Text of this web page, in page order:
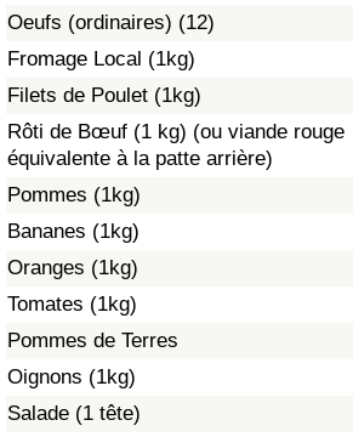
Oeufs (ordinaires) (12)
Fromage Local (1kg)
Filets de Poulet (1kg)
Rôti de Bœuf (1 kg) (ou viande rouge
équivalente à la patte arrière)
Pommes (1kg)
Bananes (1kg)
Oranges (1kg)
Tomates (1kg)
Pommes de Terres
Oignons (1kg)
Salade (1 tête)
Indice des soins de santé
Indice des soins de santé par Pays
Pollution
Indice de pollution
Indice de Pollution par Pays
Trafic